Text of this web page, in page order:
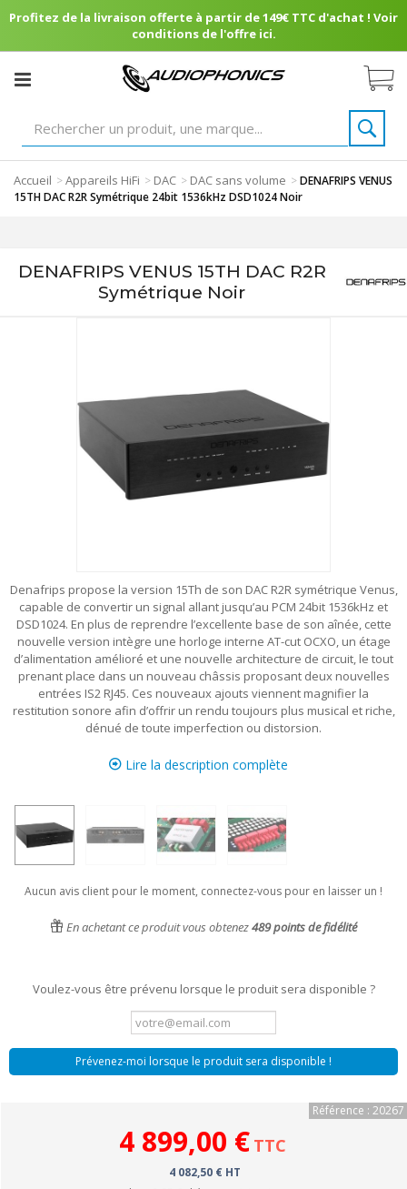
Profitez de la livraison offerte à partir de 149€ TTC d'achat ! Voir
conditions de l'offre ici.
Accueil >Appareils HiFi > DAC > DAC sans volume >DENAFRIPS VENUS
15TH DAC R2R Symétrique 24bit 1536kHz DSD1024 Noir
DENAFRIPS VENUS 15TH DAC R2R
Symétrique Noir
Denafrips propose la version 15Th de son DAC R2R symétrique Venus,
capable de convertir un signal allant jusqu’au PCM 24bit 1536kHz et
DSD1024. En plus de reprendre l’excellente base de son aînée, cette
nouvelle version intègre une horloge interne AT-cut OCXO, un étage
d’alimentation amélioré et une nouvelle architecture de circuit, le tout
prenant place dans un nouveau châssis proposant deux nouvelles
entrées IS2 RJ45. Ces nouveaux ajouts viennent magnifier la
restitution sonore afin d’offrir un rendu toujours plus musical et riche,
dénué de toute imperfection ou distorsion.
Lire la description complète
Aucun avis client pour le moment, connectez-vous pour en laisser un !
En achetant ce produit vous obtenez489points de fidélité
Voulez-vous être prévenu lorsque le produit sera disponible ?
Prévenez-moi lorsque le produit sera disponible !
Référence : 20267
4 899,00 € TTC
4 082,50 € HT